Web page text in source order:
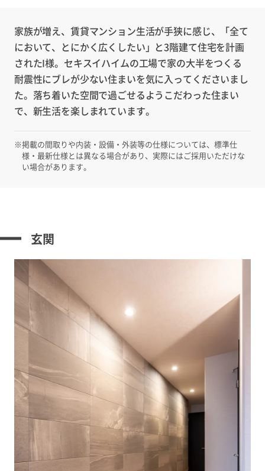
家族が増え、賃貸マンション生活が手狭に感じ、「全て
において、とにかく広くしたい」と3階建て住宅を計画
されたI様。セキスイハイムの工場で家の大半をつくる
耐震性にブレが少ない住まいを気に入ってくださいまし
た。落ち着いた空間で過ごせるようこだわった住まい
で、新生活を楽しまれています。
※掲載の間取りや内装・設備・外装等の仕様については、標準仕
様・最新仕様とは異なる場合があり、実際にはご採用いただけな
い場合があります。
玄関